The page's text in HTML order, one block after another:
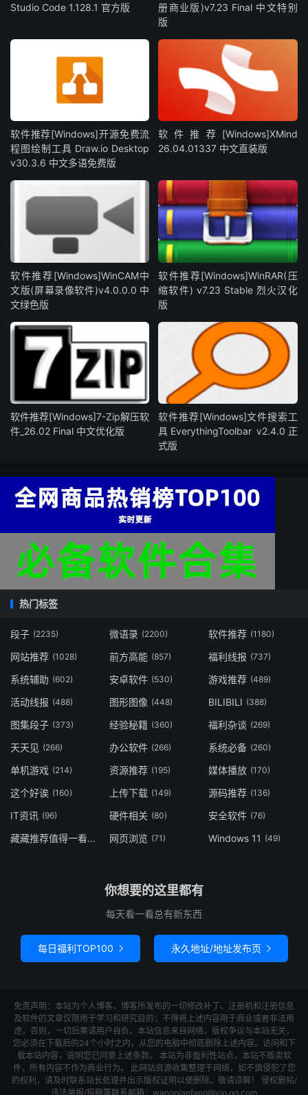
Studio Code 1.128.1 官方版
册商业版)v7.23 Final 中文特别
版
软件推荐[Windows]开源免费流
程图绘制工具 Draw.io Desktop
v30.3.6 中文多语免费版
软件推荐[Windows]XMind
26.04.01337 中文直装版
软件推荐[Windows]WinCAM中
文版(屏幕录像软件)v4.0.0.0 中
文绿色版
软件推荐[Windows]WinRAR(压
缩软件) v7.23 Stable 烈火汉化
版
软件推荐[Windows]7-Zip解压软
件_26.02 Final 中文优化版
软件推荐[Windows]文件搜索工
具EverythingToolbar v2.4.0正
式版
热门标签
段子 (2235) 微语录 (2200) 软件推荐 (1180)
网站推荐 (1028) 前方高能 (857) 福利线报 (737)
系统辅助 (602) 安卓软件 (530) 游戏推荐 (489)
活动线报 (488) 图形图像 (448) BILIBILI (388)
图集段子 (373) 经验秘籍 (360) 福利杂谈 (269)
天天见 (266) 办公软件 (266) 系统必备 (260)
单机游戏 (214) 资源推荐 (195) 媒体播放 (170)
这个好诶 (160) 上传下载 (149) 源码推荐 (136)
IT资讯 (96) 硬件相关 (80) 安全软件 (76)
藏藏推荐值得一看(73) 网页浏览 (71) Windows 11 (49)
你想要的这里都有
每天看一看总有新东西
每日福利TOP100  永久地址/地址发布页 
免责声明：本站为个人博客，博客所发布的一切修改补丁、注册机和注册信息
及软件的文章仅限用于学习和研究目的；不得将上述内容用于商业或者非法用
途，否则，一切后果请用户自负。本站信息来自网络，版权争议与本站无关，
您必须在下载后的24个小时之内，从您的电脑中彻底删除上述内容。访问和下
载本站内容，说明您已同意上述条款。 本站为非盈利性站点，本站不贩卖软
件，所有内容不作为商业行为。 此网站资源收集整理于网络，如不慎侵犯了您
的权利，请及时联系站长处理并出示版权证明以便删除。敬请谅解！ 侵权删帖/
违法举报/投稿等联系邮箱：wangqianfang@vip.qq.com